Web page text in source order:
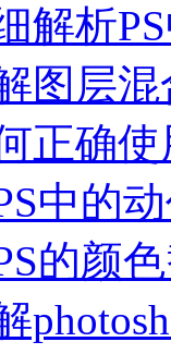
解析
图层
正确
中的
的颜